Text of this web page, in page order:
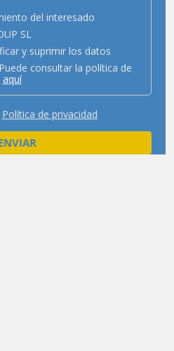
del interesado
SL
y suprimir los datos
consultar la política de
aquí
Política de privacidad